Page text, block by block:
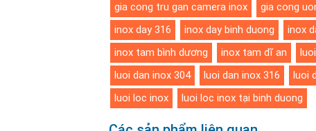
gia cong tru gan camera inox
gia cong
inox day 316
inox day binh duong inox
inox tam bình dương
inox tam dĩ an
luoi dan inox 304
luoi dan inox 316 luoi
luoi loc inox
luoi loc inox tại binh duong